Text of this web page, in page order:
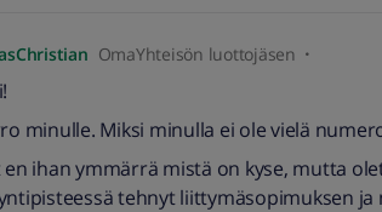
OmaYhteisön luottojäsen
minulle. Miksi minulla ei ole vielä
en ihan ymmärrä mistä on kyse, mutta
tehnyt liittymäsopimuksen